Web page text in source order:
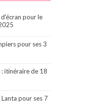
pour le
pour ses 3
itinéraire de 18
pour ses 7